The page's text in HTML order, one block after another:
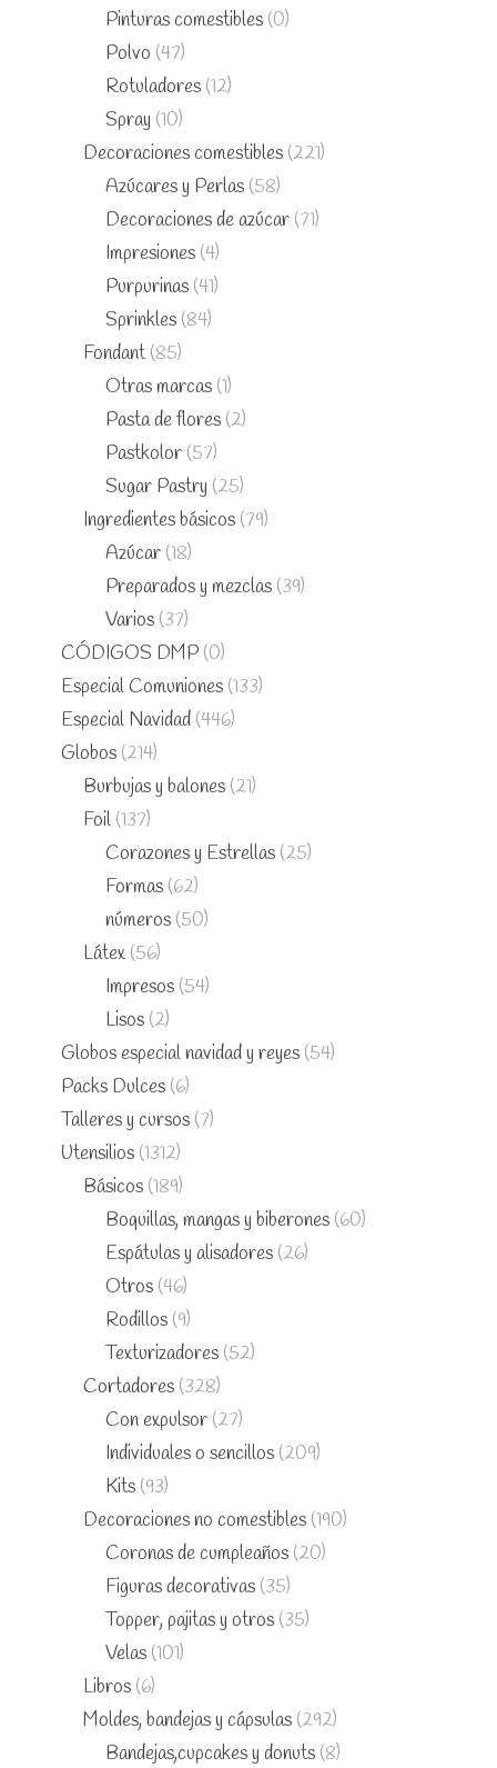
Pinturas comestibles (0)
Polvo (47)
Rotuladores (12)
Spray (10)
Decoraciones comestibles (221)
Azúcares y Perlas (58)
Decoraciones de azúcar (71)
Impresiones (4)
Purpurinas (41)
Sprinkles (84)
Fondant (85)
Otras marcas (1)
Pasta de flores (2)
Pastkolor (57)
Sugar Pastry (25)
Ingredientes básicos (79)
Azúcar (18)
Preparados y mezclas (39)
Varios (37)
CÓDIGOS DMP (0)
Especial Comuniones (133)
Especial Navidad (446)
Globos (214)
Burbujas y balones (21)
Foil (137)
Corazones y Estrellas (25)
Formas (62)
números (50)
Látex (56)
Impresos (54)
Lisos (2)
Globos especial navidad y reyes (54)
Packs Dulces (6)
Talleres y cursos (7)
Utensilios (1312)
Básicos (189)
Boquillas, mangas y biberones (60)
Espátulas y alisadores (26)
Otros (46)
Rodillos (9)
Texturizadores (52)
Cortadores (328)
Con expulsor (27)
Individuales o sencillos (209)
Kits (93)
Decoraciones no comestibles (190)
Coronas de cumpleaños (20)
Figuras decorativas (35)
Topper, pajitas y otros (35)
Velas (101)
Libros (6)
Moldes, bandejas y cápsulas (292)
Bandejas,cupcakes y donuts (8)